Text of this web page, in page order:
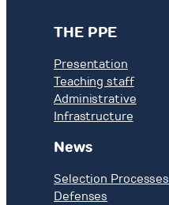
THE PPE
Presentation
Teaching staff
Administrative
Infrastructure
News
Selection Processes
Defenses